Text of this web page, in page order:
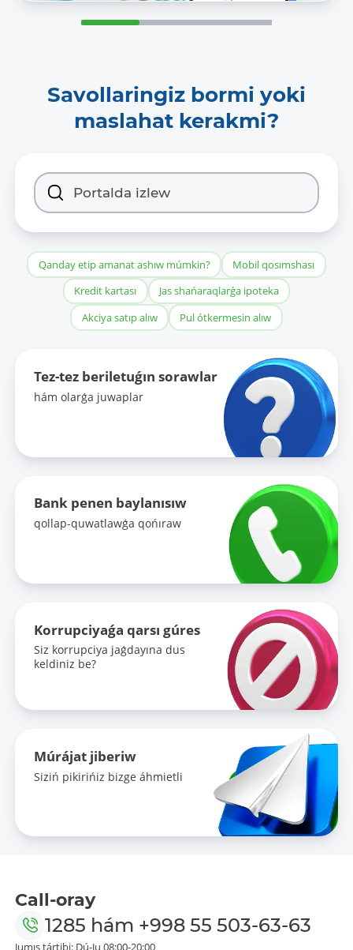
Savollaringiz bormi yoki
maslahat kerakmi?
Qanday etip amanat ashıw múmkin?
Mobil qosımshası
Kredit kartası
Jas shańaraqlarǵa ipoteka
Akciya satıp alıw
Pul ótkermesin alıw
Tez-tez beriletuǵın sorawlar
hám olarǵa juwaplar
Bank penen baylanısıw
qollap-quwatlawǵa qońıraw
Korrupciyaǵa qarsı gúres
Siz korrupciya jaǵdayına dus
keldiniz be?
Múrájat jiberiw
Siziń pikirińiz bizge áhmietli
Call-oray
1285 hám +998 55 503-63-63
Jumıs tártibi: Dú-Ju 08:00-20:00